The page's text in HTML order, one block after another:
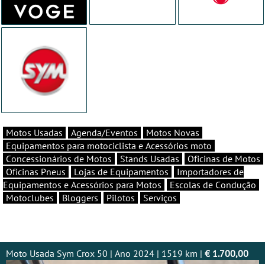
Motos Usadas Agenda/Eventos
Motos Novas
Equipamentos para motociclista e Acessórios moto
Concessionários de Motos
Stands Usadas
Oficinas de Motos
Oficinas Pneus
Lojas de Equipamentos
Importadores de
Equipamentos e Acessórios para Motos
Escolas de Condução
Motoclubes
Bloggers Pilotos Serviços
Moto Usada Sym Crox 50 | Ano 2024 | 1519 km | € 1.700,00